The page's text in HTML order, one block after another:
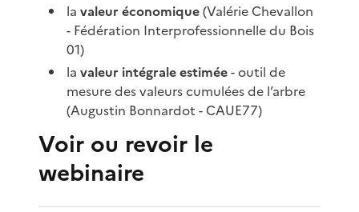
lavaleur économique(Valérie Chevallon
- Fédération Interprofessionnelle du Bois
01)
lavaleur intégrale estimée- outil de
mesure des valeurs cumulées de l’arbre
(Augustin Bonnardot - CAUE77)
Voir ou revoir le
webinaire